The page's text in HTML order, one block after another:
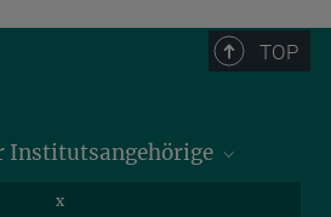
TOP
Institutsangehörige
x